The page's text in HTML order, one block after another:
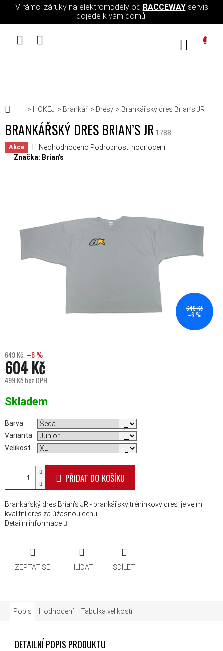
Přejít na obsah
V rámci záruky na elektromodely od RACCEWAYservis
dojede k vám domů!
Domů
HOKEJ Brankář Dresy Brankářský dres Brian’s JR
BRANKÁŘSKÝ DRES BRIAN’S JR 1788
Akce Průměrné hodnocení produktu je 0,0 z 5 hvězdiček.
Neohodnoceno Podrobnosti hodnocení
Značka: Brian’s
649 Kč
–6 %
649 Kč –6 %
604 Kč
499 Kč bez DPH
Skladem
Barva
Varianta
Velikost
PŘIDAT DO KOŠÍKU
Brankářský dres Brian’s JR - brankářský tréninkový dres je velmi
kvalitní dres za úžasnou cenu.
Detailní informace
ZEPTAT SE HLÍDAT SDÍLET
Popis Hodnocení Tabulka velikostí
DETAILNÍ POPIS PRODUKTU